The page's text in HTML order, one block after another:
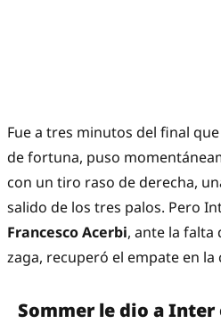
Fue a tres minutos del final que
de fortuna, puso
con un tiro raso de derecha,
salido de los tres palos. Pero
Francesco Acerbi, ante la falta
zaga, recuperó el empate en la
Sommer le dio a